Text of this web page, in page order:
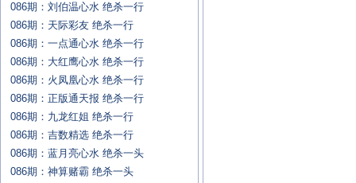
086期：刘伯温心水 绝杀一行
086期：天际彩友 绝杀一行
086期：一点通心水 绝杀一行
086期：大红鹰心水 绝杀一行
086期：火凤凰心水 绝杀一行
086期：正版通天报 绝杀一行
086期：九龙红姐 绝杀一行
086期：吉数精选 绝杀一行
086期：蓝月亮心水 绝杀一头
086期：神算赌霸 绝杀一头